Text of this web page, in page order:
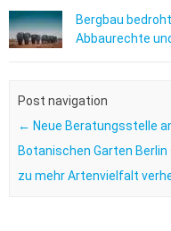
Bergbau
Abbaurechte
Post navigation
← Neue Beratungsstelle
Botanischen Garten Berlin
zu mehr Artenvielfalt